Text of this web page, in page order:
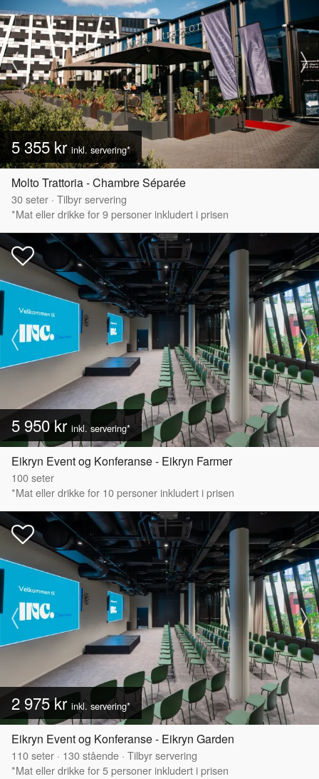
5 355 krinkl. servering*
Molto Trattoria - Chambre Séparée
30seter · Tilbyr servering
*Mat eller drikke for 9 personer inkludert i prisen
5 950 kr inkl. servering*
Eikryn Event og Konferanse - Eikryn Farmer
100seter
*Mat eller drikke for 10 personer inkludert i prisen
2 975 kr inkl. servering*
Eikryn Event og Konferanse - Eikryn Garden
110seter · 130stående · Tilbyr servering
*Mat eller drikke for 5 personer inkludert i prisen